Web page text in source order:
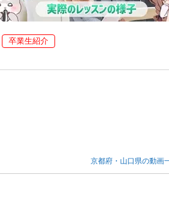
卒業生紹介
京都府・山口県の動画